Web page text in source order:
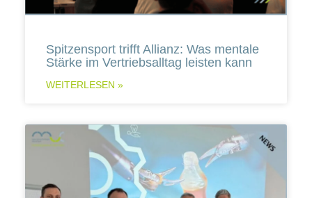
Spitzensport trifft Allianz: Was mentale
Stärke im Vertriebsalltag leisten kann
WEITERLESEN »